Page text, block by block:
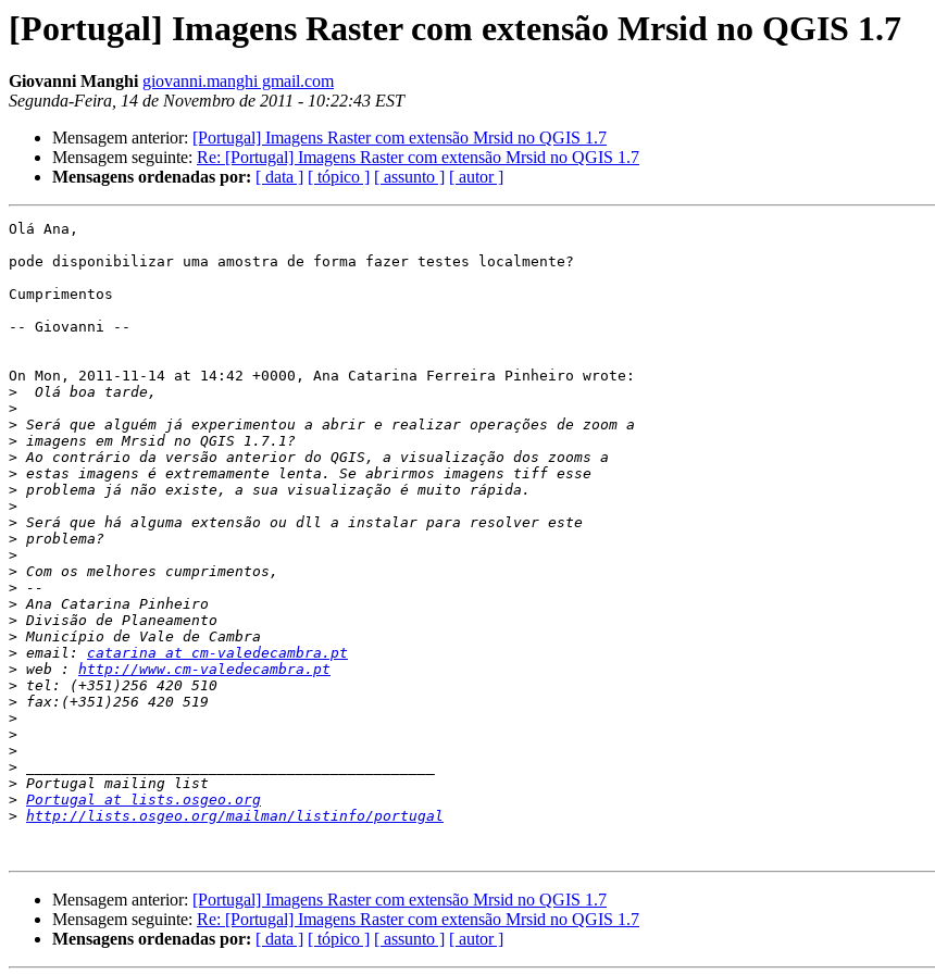
[Portugal] Imagens Raster com extensão Mrsid no QGIS 1.7
Giovanni Manghi giovanni.manghi gmail.com
Segunda-Feira, 14 de Novembro de 2011 - 10:22:43 EST
Mensagem anterior: [Portugal] Imagens Raster com extensão Mrsid no QGIS 1.7
Mensagem seguinte: Re: [Portugal] Imagens Raster com extensão Mrsid no QGIS 1.7
Mensagens ordenadas por: [ data ] [ tópico ] [ assunto ] [ autor ]
Olá Ana,
pode disponibilizar uma amostra de forma fazer testes localmente?
Cumprimentos
-- Giovanni --
On Mon, 2011-11-14 at 14:42 +0000, Ana Catarina Ferreira Pinheiro wrote:
>
>
>
>
>
>
>
>
>
>
>
>
>
>
>
>
> email: catarina at cm-valedecambra.pt
> web : http://www.cm-valedecambra.pt
>
>
>
>
>
>
>
> Portugal at lists.osgeo.org
> http://lists.osgeo.org/mailman/listinfo/portugal
Mensagem anterior: [Portugal] Imagens Raster com extensão Mrsid no QGIS 1.7
Mensagem seguinte: Re: [Portugal] Imagens Raster com extensão Mrsid no QGIS 1.7
Mensagens ordenadas por: [ data ] [ tópico ] [ assunto ] [ autor ]